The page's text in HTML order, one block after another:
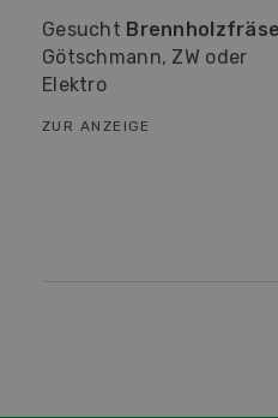
Gesucht Brennholzfräse
Götschmann, ZW oder
Elektro
ZUR ANZEIGE